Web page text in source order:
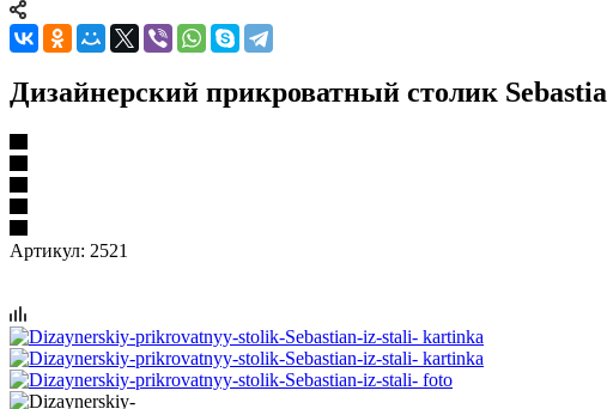
Дизайнерский прикроватный столик
Артикул: 2521